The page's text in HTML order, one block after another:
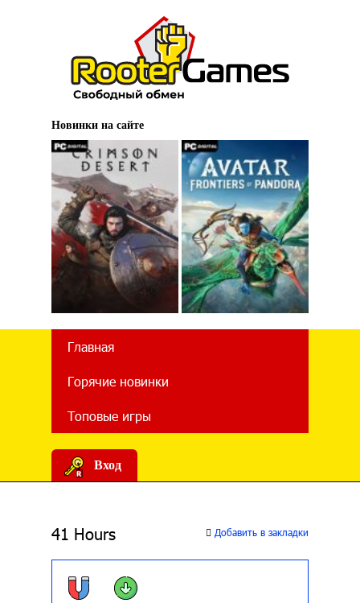
Новинки на сайте
Главная
Горячие новинки
Топовые игры
Вход
41 Hours Добавить в закладки